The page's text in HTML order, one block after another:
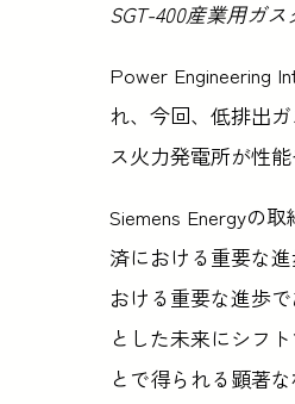
SGT-400産業用ガ
Power Engineering
れ、今回、低排出
ス火力発電所が性
Siemens Energyの
済における重要な
おける重要な進歩
とした未来にシフ
とで得られる顕著